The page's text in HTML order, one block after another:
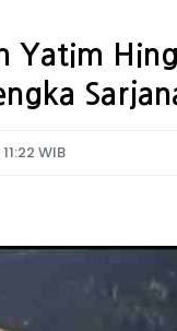
Yatim
WIB